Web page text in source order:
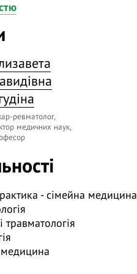
або, якщо у пацієнта
яких ми можемо
лікування та
«Лабораторні
маркери, які необхідно
кісткової
маркерів формування
маркерів
на тему вебінару
ревматолог,
медичних наук,
- сімейна медицина
травматологія